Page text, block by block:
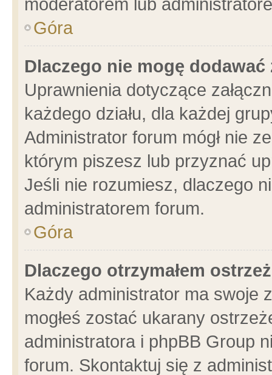
Góra
Dlaczego nie mogę dodawać
Uprawnienia dotyczące
każdego działu, dla każdej
Administrator forum mógł nie
którym piszesz lub przyznać
Jeśli nie rozumiesz, dlaczego
administratorem forum.
Góra
Dlaczego otrzymałem
Każdy administrator ma swoje
mogłeś zostać ukarany
administratora i phpBB Group
forum. Skontaktuj się z